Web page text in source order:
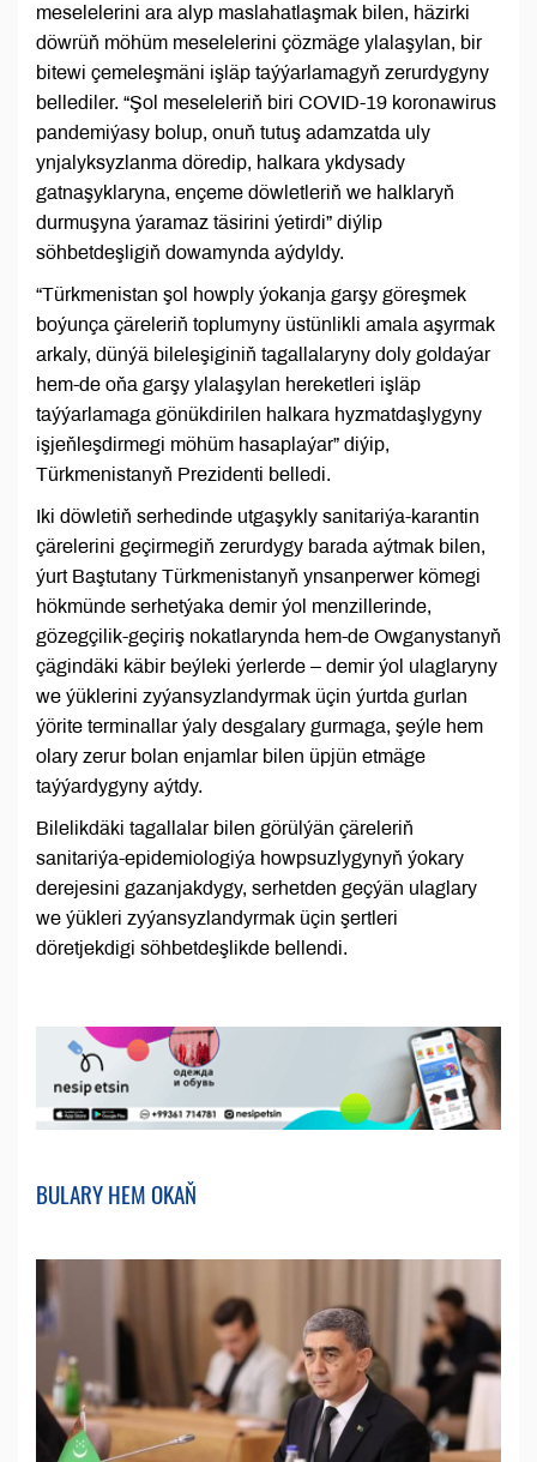
meselelerini ara alyp maslahatlaşmak bilen, häzirki
döwrüň möhüm meselelerini çözmäge ylalaşylan, bir
bitewi çemeleşmäni işläp taýýarlamagyň zerurdygyny
bellediler. “Şol meseleleriň biri COVID-19 koronawirus
pandemiýasy bolup, onuň tutuş adamzatda uly
ynjalyksyzlanma döredip, halkara ykdysady
gatnaşyklaryna, ençeme döwletleriň we halklaryň
durmuşyna ýaramaz täsirini ýetirdi” diýlip
söhbetdeşligiň dowamynda aýdyldy.
“Türkmenistan şol howply ýokanja garşy göreşmek
boýunça çäreleriň toplumyny üstünlikli amala aşyrmak
arkaly, dünýä bileleşiginiň tagallalaryny doly goldaýar
hem-de oňa garşy ylalaşylan hereketleri işläp
taýýarlamaga gönükdirilen halkara hyzmatdaşlygyny
işjeňleşdirmegi möhüm hasaplaýar” diýip,
Türkmenistanyň Prezidenti belledi.
Iki döwletiň serhedinde utgaşykly sanitariýa-karantin
çärelerini geçirmegiň zerurdygy barada aýtmak bilen,
ýurt Baştutany Türkmenistanyň ynsanperwer kömegi
hökmünde serhetýaka demir ýol menzillerinde,
gözegçilik-geçiriş nokatlarynda hem-de Owganystanyň
çägindäki käbir beýleki ýerlerde – demir ýol ulaglaryny
we ýüklerini zyýansyzlandyrmak üçin ýurtda gurlan
ýörite terminallar ýaly desgalary gurmaga, şeýle hem
olary zerur bolan enjamlar bilen üpjün etmäge
taýýardygyny aýtdy.
Bilelikdäki tagallalar bilen görülýän çäreleriň
sanitariýa-epidemiologiýa howpsuzlygynyň ýokary
derejesini gazanjakdygy, serhetden geçýän ulaglary
we ýükleri zyýansyzlandyrmak üçin şertleri
döretjekdigi söhbetdeşlikde bellendi.
BULARY HEM OKAŇ